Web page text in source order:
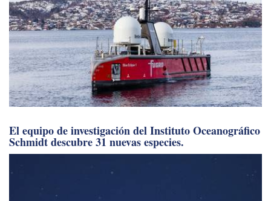
El equipo de investigación del Instituto Oceanográfico
Schmidt descubre 31 nuevas especies.